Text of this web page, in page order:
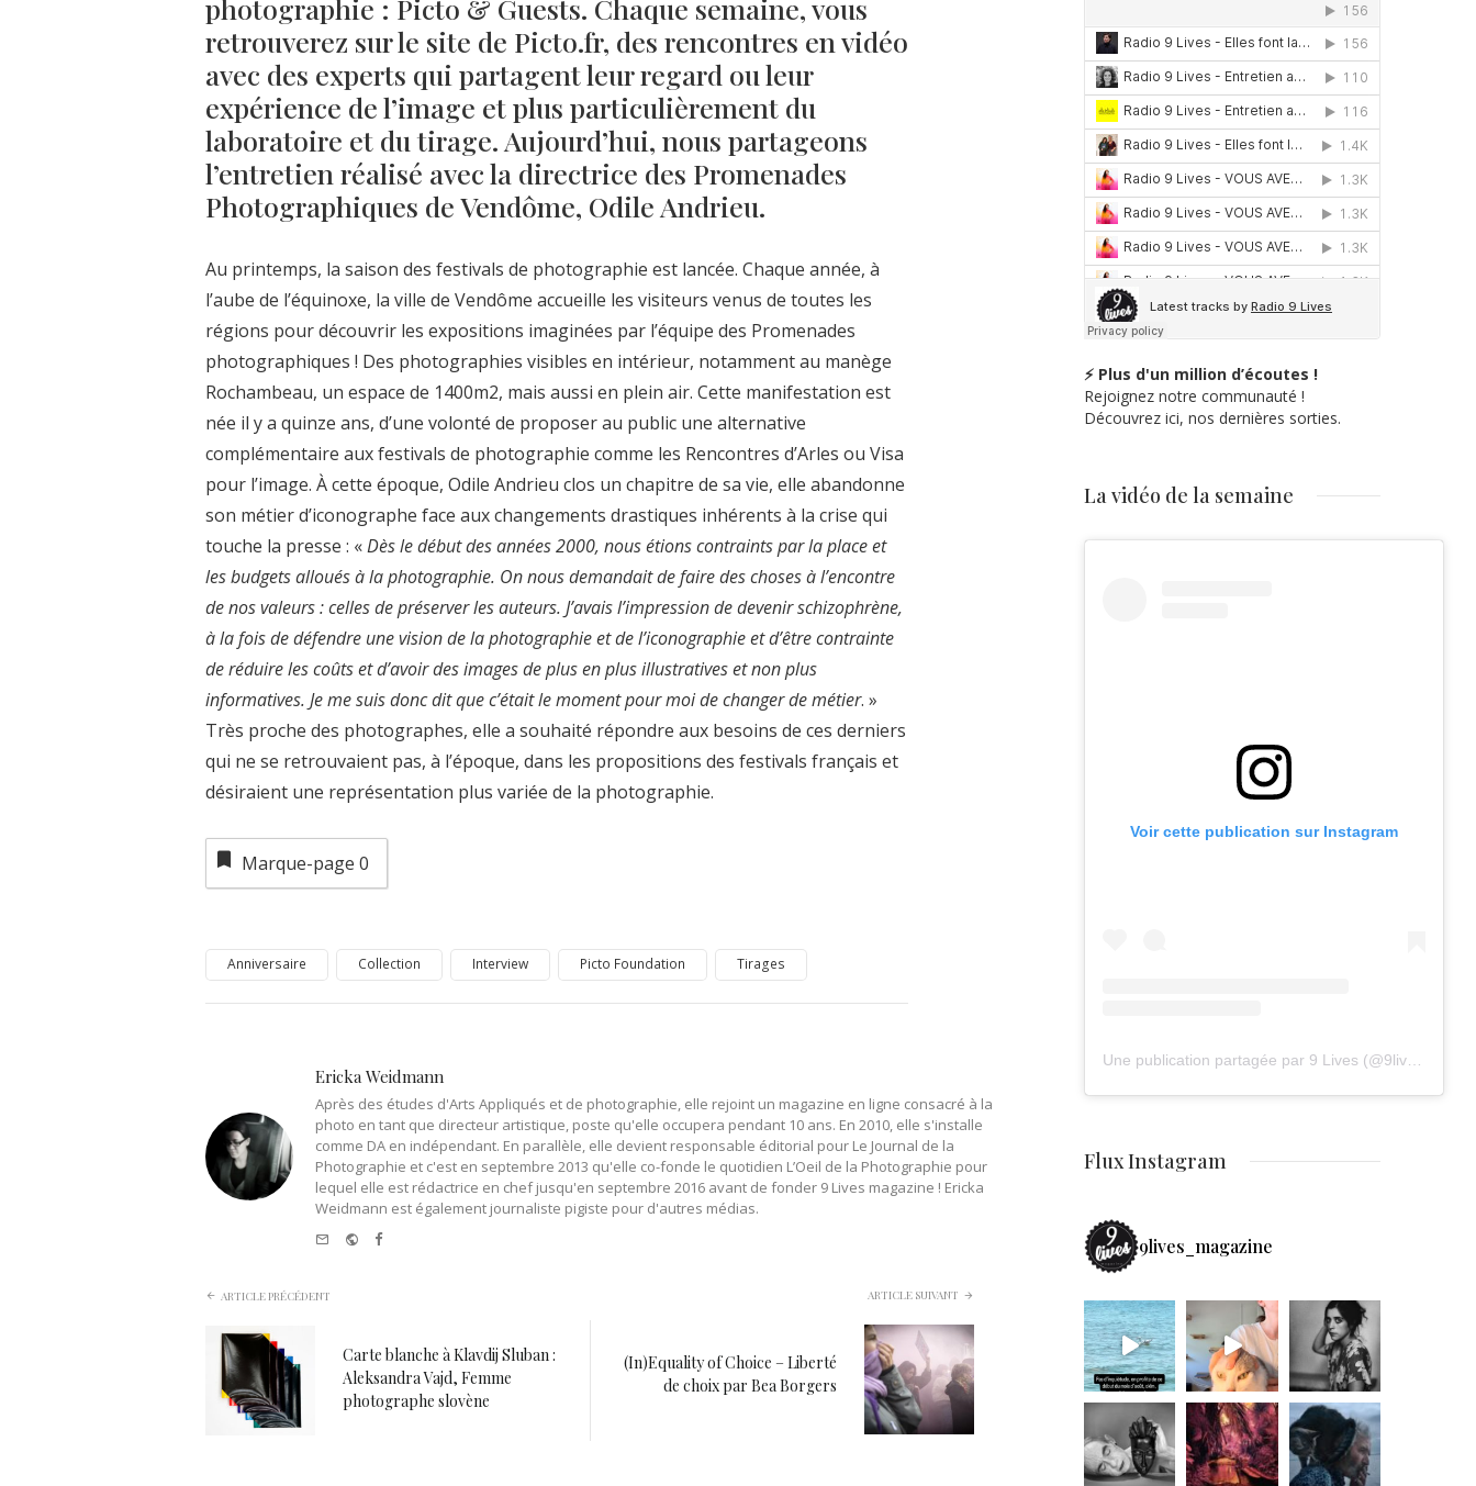
photographie : Picto & Guests. Chaque semaine, vous
retrouverez sur le site de Picto.fr, des rencontres en vidéo
avec des experts qui partagent leur regard ou leur
expérience de l’image et plus particulièrement du
laboratoire et du tirage. Aujourd’hui, nous partageons
l’entretien réalisé avec la directrice des Promenades
Photographiques de Vendôme, Odile Andrieu.
Au printemps, la saison des festivals de photographie est lancée. Chaque année, à
l’aube de l’équinoxe, la ville de Vendôme accueille les visiteurs venus de toutes les
régions pour découvrir les expositions imaginées par l’équipe des Promenades
photographiques ! Des photographies visibles en intérieur, notamment au manège
Rochambeau, un espace de 1400m2, mais aussi en plein air. Cette manifestation est
née il y a quinze ans, d’une volonté de proposer au public une alternative
complémentaire aux festivals de photographie comme les Rencontres d’Arles ou Visa
pour l’image. À cette époque, Odile Andrieu clos un chapitre de sa vie, elle abandonne
son métier d’iconographe face aux changements drastiques inhérents à la crise qui
touche la presse : «Dès le début des années 2000, nous étions contraints par la place et
les budgets alloués à la photographie. On nous demandait de faire des choses à l’encontre
de nos valeurs : celles de préserver les auteurs. J’avais l’impression de devenir schizophrène,
à la fois de défendre une vision de la photographie et de l’iconographie et d’être contrainte
de réduire les coûts et d’avoir des images de plus en plus illustratives et non plus
informatives. Je me suis donc dit que c’était le moment pour moi de changer de métier. »
Très proche des photographes, elle a souhaité répondre aux besoins de ces derniers
qui ne se retrouvaient pas, à l’époque, dans les propositions des festivals français et
désiraient une représentation plus variée de la photographie.
Marque-page 0
Anniversaire Collection Interview Picto Foundation Tirages
Ericka Weidmann
Après des études d'Arts Appliqués et de photographie, elle rejoint un magazine en ligne consacré à la
photo en tant que directeur artistique, poste qu'elle occupera pendant 10 ans. En 2010, elle s'installe
comme DA en indépendant. En parallèle, elle devient responsable éditorial pour Le Journal de la
Photographie et c'est en septembre 2013 qu'elle co-fonde le quotidien L’Oeil de la Photographie pour
lequel elle est rédactrice en chef jusqu'en septembre 2016 avant de fonder 9 Lives magazine ! Ericka
Weidmann est également journaliste pigiste pour d'autres médias.
Website
Facebook
ARTICLE PRÉCÉDENT
Carte blanche à Klavdij Sluban :
Aleksandra Vajd, Femme
photographe slovène
ARTICLE SUIVANT
(In)Equality of Choice – Liberté
de choix par Bea Borgers
⚡ Plus d'un million d’écoutes !
Rejoignez notre communauté !
Découvrez ici, nos dernières sorties.
La vidéo de la semaine
Voir cette publication sur Instagram
Flux Instagram
9lives_magazine